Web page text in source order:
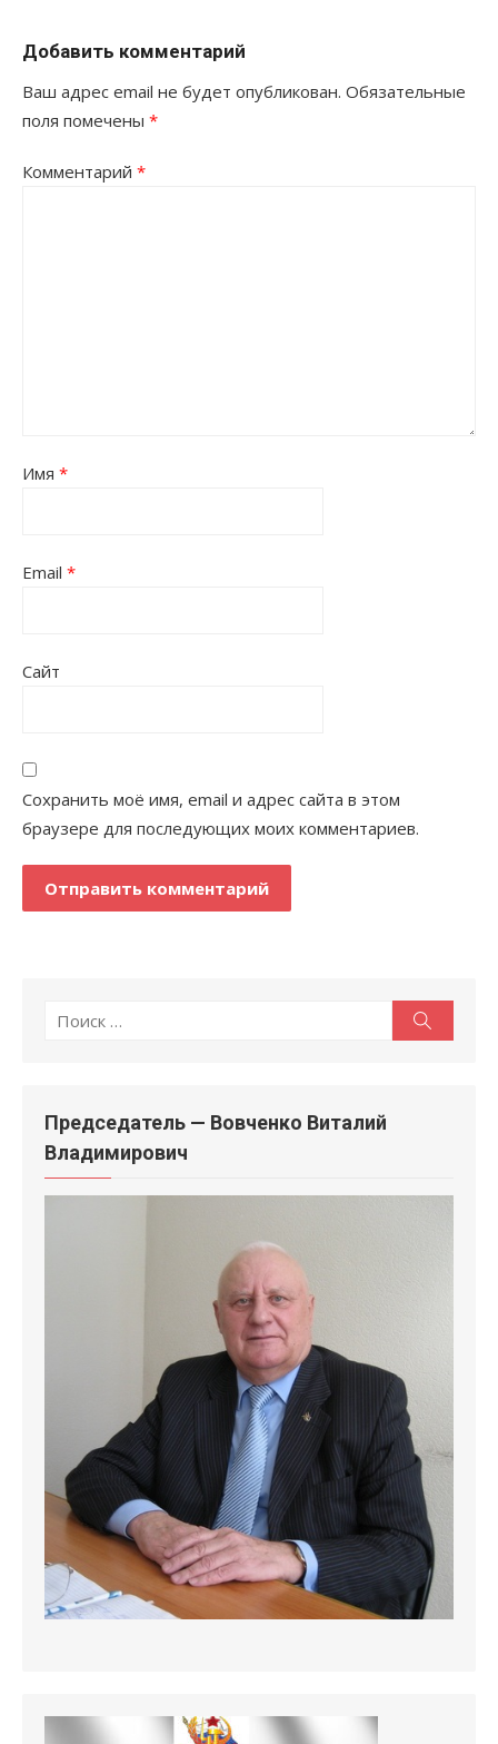
Добавить комментарий
Ваш адрес email не будет опубликован. Обязательные
поля помечены *
Комментарий *
Имя *
Email *
Сайт
Сохранить моё имя, email и адрес сайта в этом
браузере для последующих моих комментариев.
Поиск
Председатель — Вовченко Виталий
Владимирович